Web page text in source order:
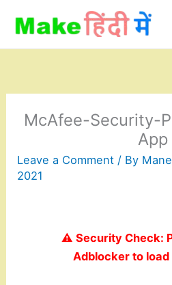
content
McAfee-Security-
App
Leave a Comment / By
2021
⚠️ Security Check:
Adblocker to